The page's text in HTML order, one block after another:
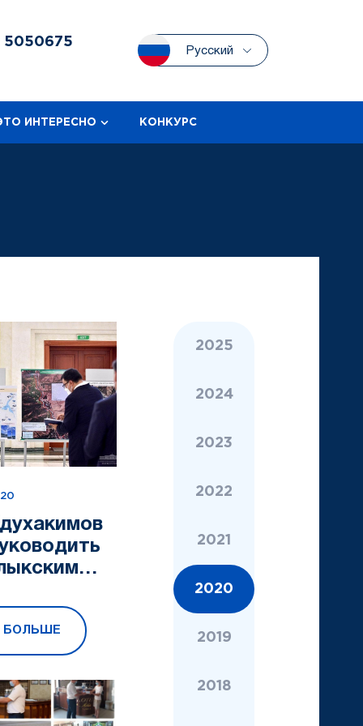
5050675
Русский
ИНТЕРЕСНО КОНКУРС
БОЛЬШЕ
2025
2024
2023
2022
2021
2020
2019
2018